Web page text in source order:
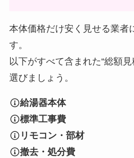
本体価格だけ安く見せる業者
す。
以下がすべて含まれた“総額
選びましょう。
給湯器本体
標準工事費
リモコン・部材
撤去・処分費